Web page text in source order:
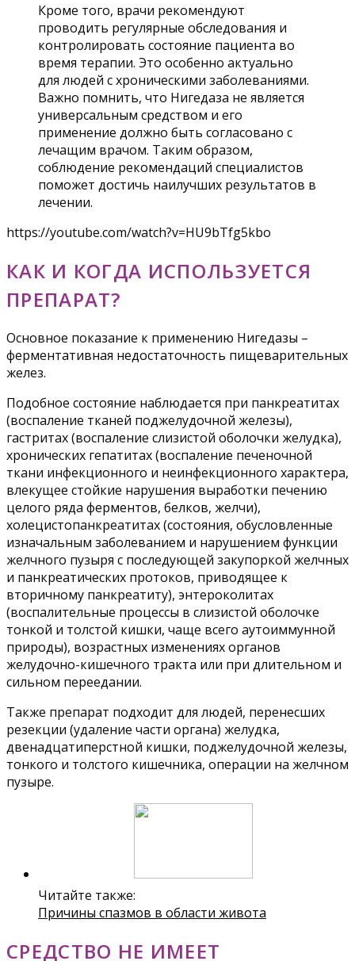
Кроме того, врачи рекомендуют
проводить регулярные обследования и
контролировать состояние пациента во
время терапии. Это особенно актуально
для людей с хроническими заболеваниями.
Важно помнить, что Нигедаза не является
универсальным средством и его
применение должно быть согласовано с
лечащим врачом. Таким образом,
соблюдение рекомендаций специалистов
поможет достичь наилучших результатов в
лечении.
https://youtube.com/watch?v=HU9bTfg5kbo
КАК И КОГДА ИСПОЛЬЗУЕТСЯ
ПРЕПАРАТ?
Основное показание к применению Нигедазы –
ферментативная недостаточность пищеварительных
желез.
Подобное состояние наблюдается при панкреатитах
(воспаление тканей поджелудочной железы),
гастритах (воспаление слизистой оболочки желудка),
хронических гепатитах (воспаление печеночной
ткани инфекционного и неинфекционного характера,
влекущее стойкие нарушения выработки печению
целого ряда ферментов, белков, желчи),
холецистопанкреатитах (состояния, обусловленные
изначальным заболеванием и нарушением функции
желчного пузыря с последующей закупоркой желчных
и панкреатических протоков, приводящее к
вторичному панкреатиту), энтероколитах
(воспалительные процессы в слизистой оболочке
тонкой и толстой кишки, чаще всего аутоиммунной
природы), возрастных изменениях органов
желудочно-кишечного тракта или при длительном и
сильном переедании.
Также препарат подходит для людей, перенесших
резекции (удаление части органа) желудка,
двенадцатиперстной кишки, поджелудочной железы,
тонкого и толстого кишечника, операции на желчном
пузыре.
Читайте также:
Причины спазмов в области живота
СРЕДСТВО НЕ ИМЕЕТ